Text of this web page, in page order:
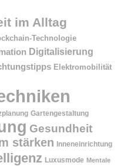
im Alltag
Technologie
Digitalisierung
Elektromobilität
Gartengestaltung
Gesundheit
stärken Inneneinrichtung
Luxusmode Mentale